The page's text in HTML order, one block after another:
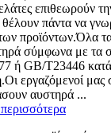
επιθεωρούν
θέλουν πάντα να
προϊόντων.Όλα
σύμφωνα με τα
ή GB/T23446
εργαζόμενοί μας
αυστηρά ...